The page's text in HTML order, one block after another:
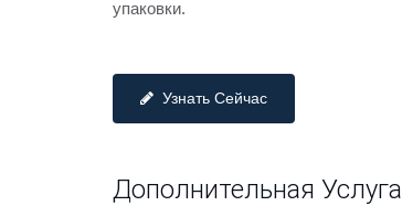
упаковки.
Узнать Сейчас
Дополнительная Услуга